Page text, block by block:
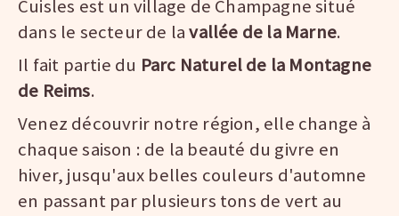
Cuisles est un village de Champagne situé
dans le secteur de lavallée de la Marne.
Il fait partie du Parc Naturel de la Montagne
de Reims.
Venez découvrir notre région, elle change à
chaque saison : de la beauté du givre en
hiver, jusqu'aux belles couleurs d'automne
en passant par plusieurs tons de vert au